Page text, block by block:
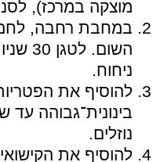
מוצקה במרכז),
במחבת רחבה,
השום.
ניחוח.
להוסיף את
בינונית־גבוהה עד
נוזלים.